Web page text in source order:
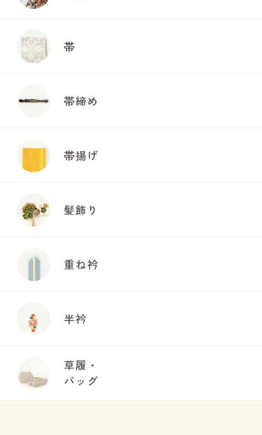
帯
帯締め
帯揚げ
髪飾り
重ね衿
半衿
草履・
バッグ